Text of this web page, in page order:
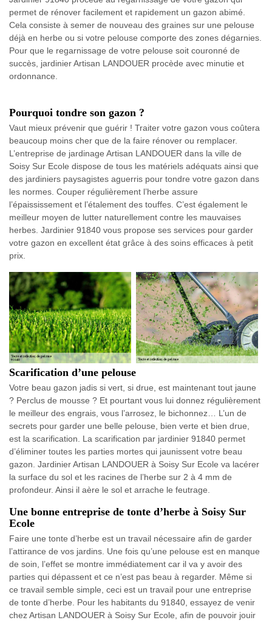
permet de rénover facilement et rapidement un gazon abimé.
Cela consiste à semer de nouveau des graines sur une pelouse
déjà en herbe ou si votre pelouse comporte des zones dégarnies.
Pour que le regarnissage de votre pelouse soit couronné de
succès, jardinier Artisan LANDOUER procède avec minutie et
ordonnance.
Pourquoi tondre son gazon ?
Vaut mieux prévenir que guérir ! Traiter votre gazon vous coûtera
beaucoup moins cher que de la faire rénover ou remplacer.
L’entreprise de jardinage Artisan LANDOUER dans la ville de
Soisy Sur Ecole dispose de tous les matériels adéquats ainsi que
des jardiniers paysagistes aguerris pour tondre votre gazon dans
les normes. Couper régulièrement l’herbe assure
l’épaississement et l’étalement des touffes. C’est également le
meilleur moyen de lutter naturellement contre les mauvaises
herbes. Jardinier 91840 vous propose ses services pour garder
votre gazon en excellent état grâce à des soins efficaces à petit
prix.
Scarification d’une pelouse
Votre beau gazon jadis si vert, si drue, est maintenant tout jaune
? Perclus de mousse ? Et pourtant vous lui donnez régulièrement
le meilleur des engrais, vous l’arrosez, le bichonnez… L’un de
secrets pour garder une belle pelouse, bien verte et bien drue,
est la scarification. La scarification par jardinier 91840 permet
d’éliminer toutes les parties mortes qui jaunissent votre beau
gazon. Jardinier Artisan LANDOUER à Soisy Sur Ecole va lacérer
la surface du sol et les racines de l’herbe sur 2 à 4 mm de
profondeur. Ainsi il aère le sol et arrache le feutrage.
Une bonne entreprise de tonte d’herbe à Soisy Sur
Ecole
Faire une tonte d’herbe est un travail nécessaire afin de garder
l’attirance de vos jardins. Une fois qu’une pelouse est en manque
de soin, l’effet se montre immédiatement car il va y avoir des
parties qui dépassent et ce n’est pas beau à regarder. Même si
ce travail semble simple, ceci est un travail pour une entreprise
de tonte d’herbe. Pour les habitants du 91840, essayez de venir
chez Artisan LANDOUER à Soisy Sur Ecole, afin de pouvoir jouir